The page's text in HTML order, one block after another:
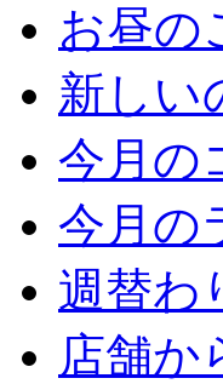
お昼の
新しい
今月の
今月の
週替わ
店舗か